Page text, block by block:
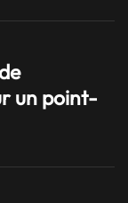
un point-